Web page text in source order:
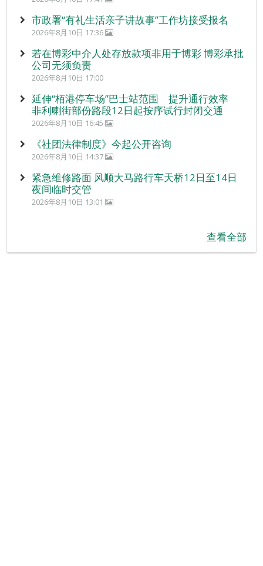
市政署“有礼生活亲子讲故事”工作坊接受报名
2026年8月10日 17:36
若在博彩中介人处存放款项非用于博彩 博彩承批
公司无须负责
2026年8月10日 17:00
延伸“栢港停车场”巴士站范围 提升通行效率
非利喇街部份路段12日起按序试行封闭交通
2026年8月10日 16:45
《社团法律制度》今起公开咨询
2026年8月10日 14:37
紧急维修路面 风顺大马路行车天桥12日至14日
夜间临时交管
2026年8月10日 13:01
查看全部